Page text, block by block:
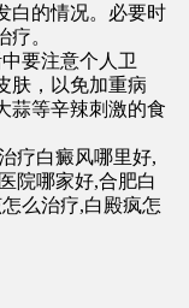
白的情况。必要时
。
要注意个人卫
肤，以免加重病
蒜等辛辣刺激的食
疗白癜风哪里好,
院哪家好,合肥白
么治疗,白殿疯怎